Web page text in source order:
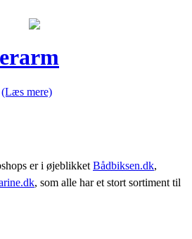
(Læs mere)
er i øjeblikket Bådbiksen.dk,
, som alle har et stort sortiment til